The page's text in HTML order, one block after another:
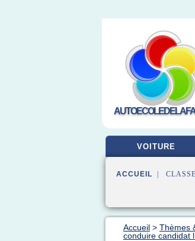
VOITURE
ACCUEIL |
Accueil > Thèmes
conduire candidat